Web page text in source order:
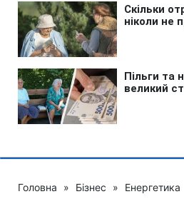
Головна » Бізнес » Енергетика